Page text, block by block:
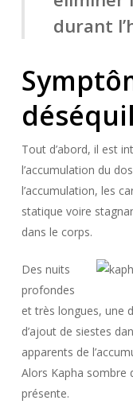
durant
Tout d’abord, il est
l’accumulation du
l’accumulation, les
statique voire
dans le corps.
Des nuits
profondes
et très longues, une
d’ajout de siestes
apparents de
Alors Kapha sombre
présente.